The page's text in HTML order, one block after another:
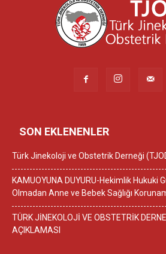
SON EKLENENLER
Türk Jinekoloji ve Obstetrik Derneği
KAMUOYUNA DUYURU-Hekimlik Hukuki
Olmadan Anne ve Bebek Sağlığı
TÜRK JİNEKOLOJİ VE OBSTETRİK
AÇIKLAMASI